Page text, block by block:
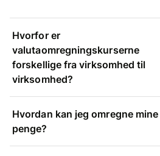
Hvorfor er
valutaomregningskurserne
forskellige fra virksomhed til
virksomhed?
Hvordan kan jeg omregne mine
penge?